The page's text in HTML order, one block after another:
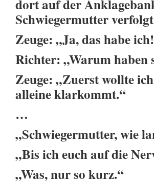
dort auf der
Schwiegermutter
Zeuge: „Ja, das habe
Richter: „Warum haben
Zeuge: „Zuerst wollte
alleine klarkommt.“
…
„Schwiegermutter, wie
„Bis ich euch auf die
„Was, nur so kurz.“